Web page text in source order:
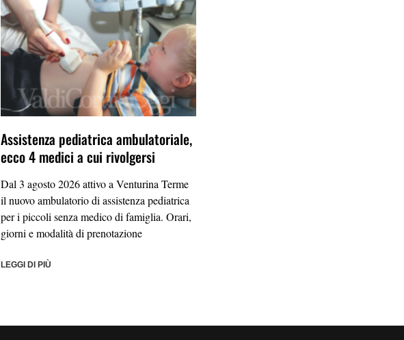
Assistenza pediatrica ambulatoriale,
ecco 4 medici a cui rivolgersi
Dal 3 agosto 2026 attivo a Venturina Terme
il nuovo ambulatorio di assistenza pediatrica
per i piccoli senza medico di famiglia. Orari,
giorni e modalità di prenotazione
LEGGI DI PIÙ